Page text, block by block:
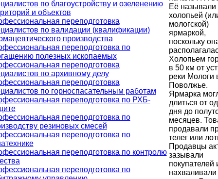
по благоустройству и озеленению
и объектов
переподготовка
по валидации (квалификации)
производства
переподготовка по
полезных ископаемых
переподготовка
по архивному делу
переподготовка
по горноспасательным работам
переподготовка по РХБ-
переподготовка по
резиновых смесей
переподготовка по
переподготовка по контролю
переподготовка по
Её называли
холопьей
мологской)
ярмаркой,
поскольку
Холопьем
в 50 км от
реки Мологи
Поволжье.
Ярмарка
длиться от
дня до
месяцев.
продавали
телег или
Продавцы
зазывали
покупателей
нахваливали